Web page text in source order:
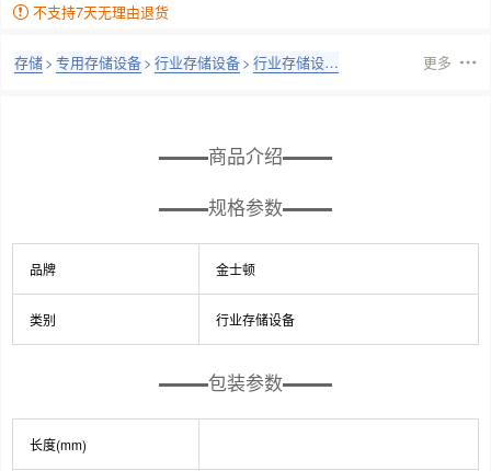
不支持7天无理由退货
存储> 专用存储设备> 行业存储设备> 行业存储设备 更多
商品介绍
规格参数
品牌 金士顿
类别 行业存储设备
包装参数
长度(mm)